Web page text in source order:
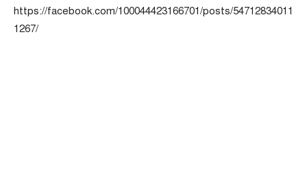
https://facebook.com/100044423166701/posts/54712834011
1267/